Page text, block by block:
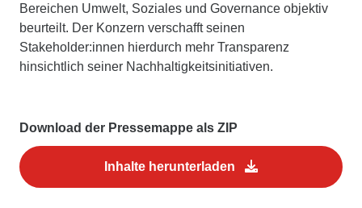
Bereichen Umwelt, Soziales und Governance objektiv
beurteilt. Der Konzern verschafft seinen
Stakeholder:innen hierdurch mehr Transparenz
hinsichtlich seiner Nachhaltigkeitsinitiativen.
Download der Pressemappe als ZIP
Inhalte herunterladen